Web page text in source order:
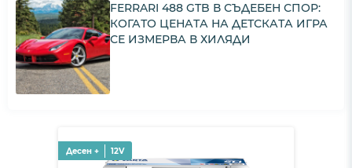
FERRARI 488 GTB В СЪДЕБЕН СПОР:
КОГАТО ЦЕНАТА НА ДЕТСКАТА ИГРА
СЕ ИЗМЕРВА В ХИЛЯДИ
Десен + 12V